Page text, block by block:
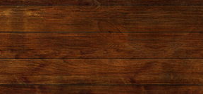
人形町の
人形町の音楽カフェ『